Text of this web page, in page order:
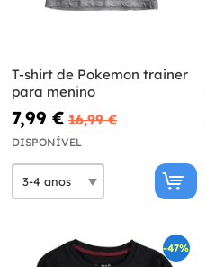
T-shirt de Pokemon trainer
para menino
7,99 € 16,99 €
DISPONÍVEL
-47%